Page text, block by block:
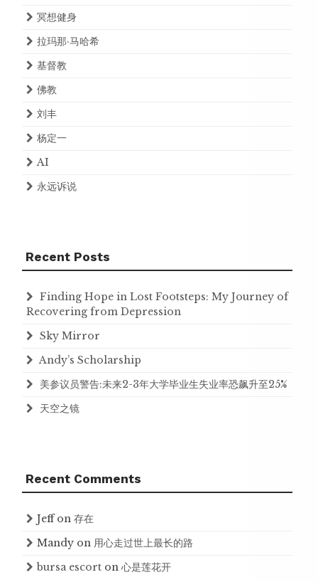
冥想健身
拉玛那·马哈希
基督教
佛教
刘丰
杨定一
AI
永远诉说
Recent Posts
Finding Hope in Lost Footsteps: My Journey of
Recovering from Depression
Sky Mirror
Andy’s Scholarship
美参议员警告:未来2-3年大学毕业生失业率恐飙升至25%
天空之镜
Recent Comments
Jeffon 存在
Mandy on 用心走过世上最长的路
bursa escort on 心是莲花开